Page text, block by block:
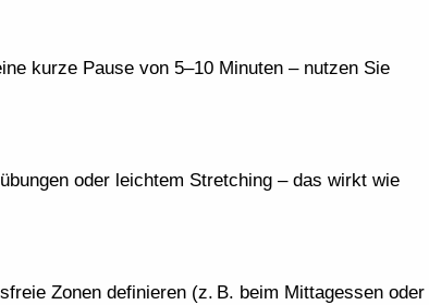
kurze Pause von 5–10 Minuten – nutzen Sie
oder leichtem Stretching – das wirkt wie
Zonen definieren (z. B. beim Mittagessen oder